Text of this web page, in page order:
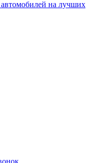
на лучших